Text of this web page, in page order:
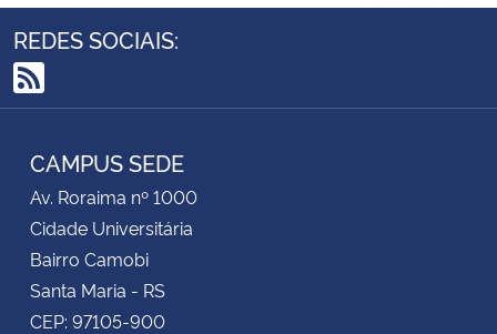
REDES SOCIAIS:
RSS
CAMPUS SEDE
Av. Roraima nº 1000
Cidade Universitária
Bairro Camobi
Santa Maria - RS
CEP: 97105-900